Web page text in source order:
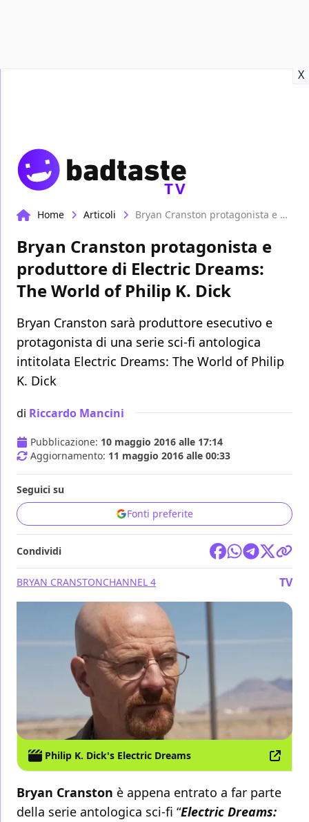
X
TV
Home Articoli Bryan Cranston protagonista e produttore di Electric Dreams: The World of Philip K. Dick
Bryan Cranston protagonista e
produttore di Electric Dreams:
The World of Philip K. Dick
Bryan Cranston sarà produttore esecutivo e
protagonista di una serie sci-fi antologica
intitolata Electric Dreams: The World of Philip
K. Dick
di Riccardo Mancini
Pubblicazione: 10 maggio 2016 alle 17:14
Aggiornamento: 11 maggio 2016 alle 00:33
Seguici su
Fonti preferite
Condividi
BRYAN CRANSTONCHANNEL 4 TV
Philip K. Dick's Electric Dreams
Bryan Cranston è appena entrato a far parte
della serie antologica sci-fi “Electric Dreams: